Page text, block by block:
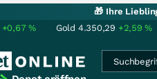
🎁 Ihre
+0,67% Gold 4.350,29 +2,59%